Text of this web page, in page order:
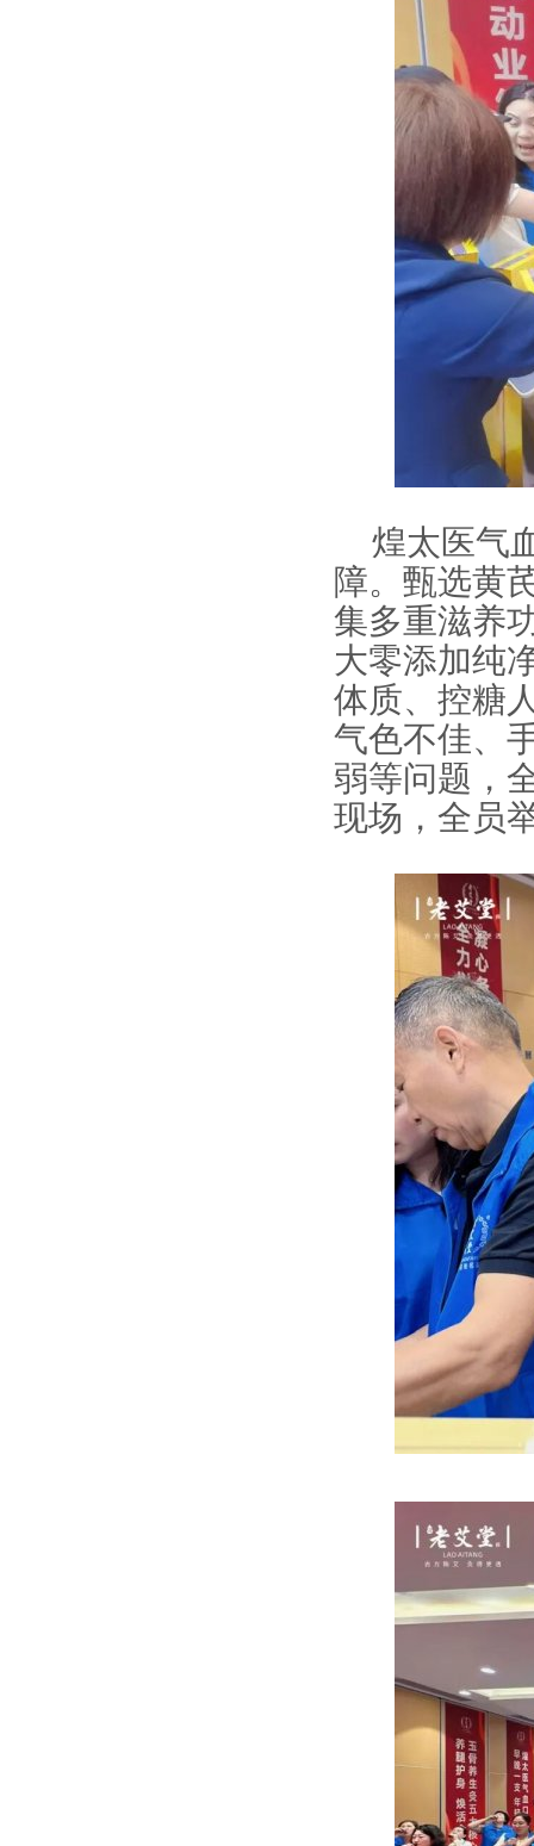
煌太医气
障。甄选黄
集多重滋养
大零添加纯
体质、控糖
气色不佳、
弱等问题，
现场，全员